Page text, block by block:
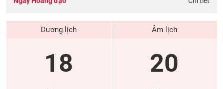
Dương lịch
18
Âm lịch
20